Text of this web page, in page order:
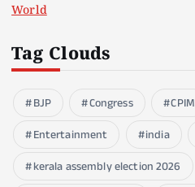
World
Tag Clouds
BJP Congress CPIM
Entertainment
india
kerala assembly election 2026